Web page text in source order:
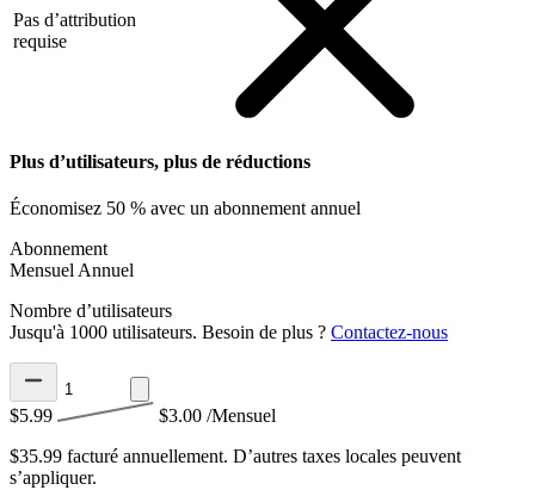
Pas d’attribution
requise
Plus d’utilisateurs, plus de réductions
Économisez 50 % avec un abonnement annuel
Abonnement
Mensuel Annuel
Nombre d’utilisateurs
Jusqu'à 1000 utilisateurs. Besoin de plus ? Contactez-nous
$5.99 $3.00 /Mensuel
$35.99 facturé annuellement. D’autres taxes locales peuvent
s’appliquer.